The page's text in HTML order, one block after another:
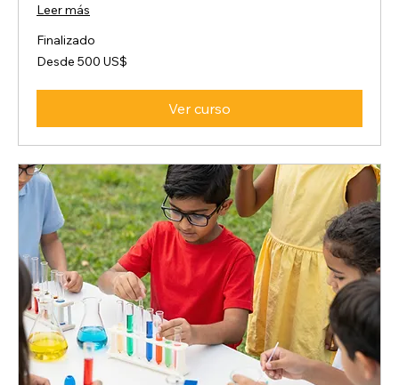
Leer más
Finalizado
Desde
500
Desde 500 US$
Ver curso